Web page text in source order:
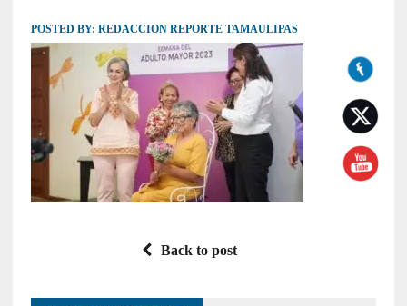
POSTED BY: REDACCION REPORTE TAMAULIPAS
Back to post